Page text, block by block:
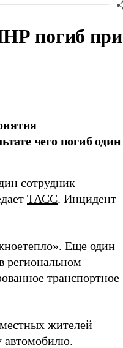
погиб при
чего погиб один
сотрудник
ТАСС. Инцидент
Еще один
региональном
транспортное
жителей
автомобилю.